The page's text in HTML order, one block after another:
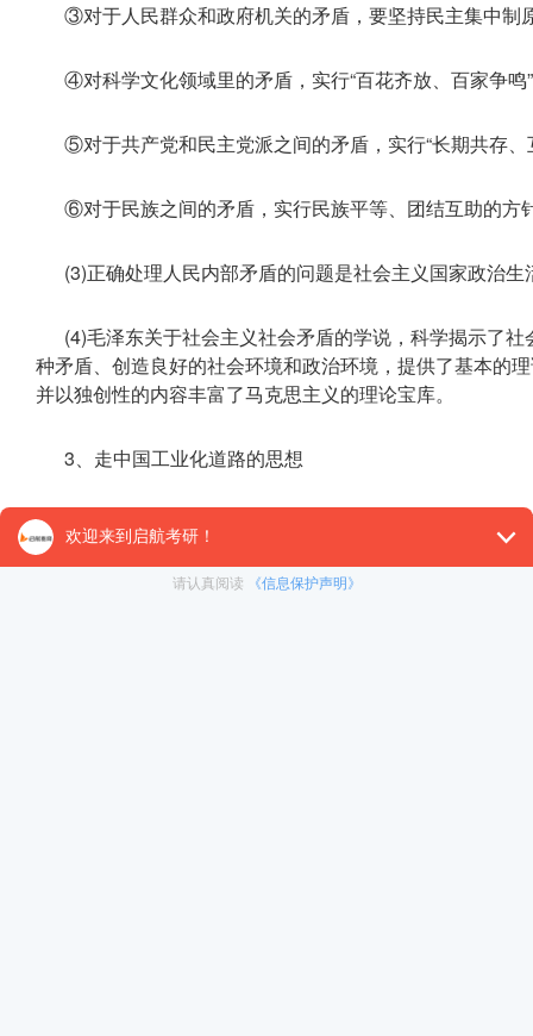
③对于人民群众和政府机关的矛盾，要坚持民主集中制
④对科学文化领域里的矛盾，实行“百花齐放、百家争鸣
⑤对于共产党和民主党派之间的矛盾，实行“长期共存、
⑥对于民族之间的矛盾，实行民族平等、团结互助的方
(3)正确处理人民内部矛盾的问题是社会主义国家政治生
(4)毛泽东关于社会主义社会矛盾的学说，科学揭示了
种矛盾、创造良好的社会环境和政治环境，提供了基本的
并以独创性的内容丰富了马克思主义的理论宝库。
3、走中国工业化道路的思想
(1)实现工业化是中国近代以来历史发展的必然要求，
(2)《在关于正确处理人民内部矛盾的问题》中，毛泽